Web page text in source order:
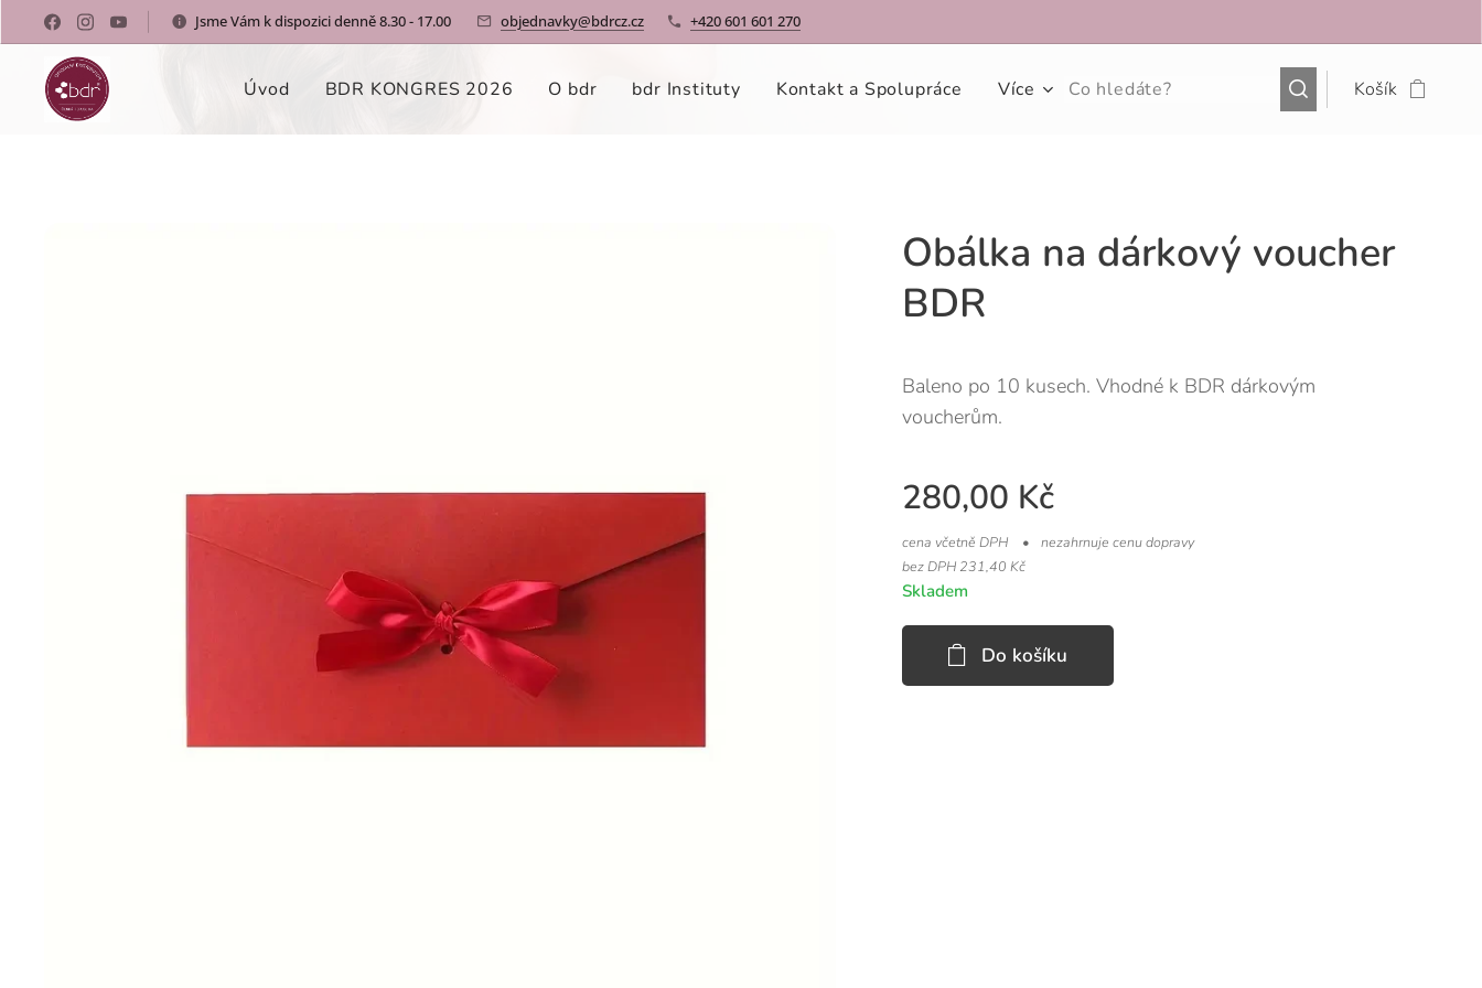
Jsme Vám k dispozici denně 8.30 - 17.00 objednavky@bdrcz.cz +420 601 601 270
Úvod BDR KONGRES 2026 O bdr bdr Instituty Kontakt a Spolupráce Více Košík
Obálka na dárkový voucher
BDR
Baleno po 10 kusech. Vhodné k BDR dárkovým
voucherům.
280,00 Kč
cena včetně DPH
nezahrnuje cenu dopravy
bez DPH 231,40 Kč
Skladem
Do košíku